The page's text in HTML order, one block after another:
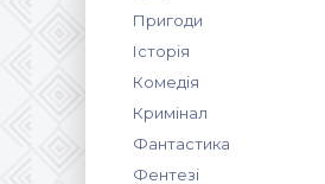
Пригоди
Історія
Комедія
Кримінал
Фантастика
Фентезі